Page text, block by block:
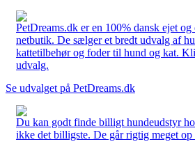
PetDreams.dk er en 100% dansk ejet
netbutik. De sælger et bredt udvalg af
kattetilbehør og foder til hund og kat.
udvalg.
Se udvalget på PetDreams.dk
Du kan godt finde billigt hundeudstyr
ikke det billigste. De går rigtig meget